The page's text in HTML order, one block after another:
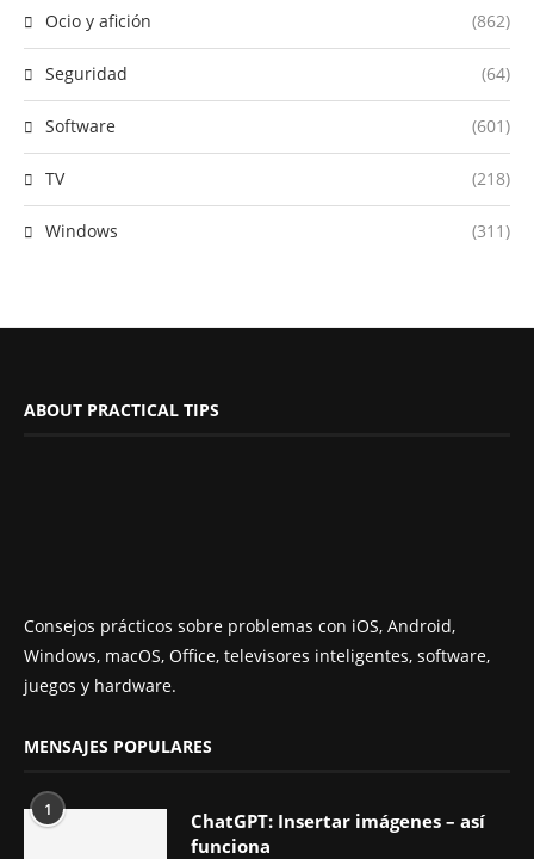
Ocio y afición (862)
Seguridad (64)
Software (601)
TV (218)
Windows (311)
ABOUT PRACTICAL TIPS
Consejos prácticos sobre problemas con iOS, Android,
Windows, macOS, Office, televisores inteligentes, software,
juegos y hardware.
MENSAJES POPULARES
1
ChatGPT: Insertar imágenes – así
funciona